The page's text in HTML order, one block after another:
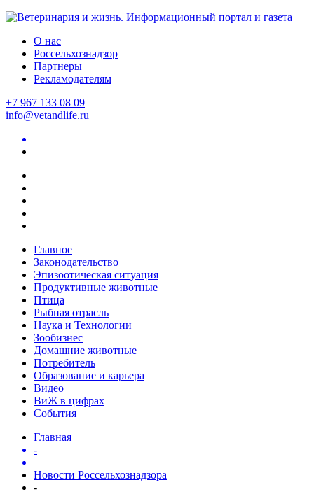
О нас
Россельхознадзор
Партнеры
Рекламодателям
+7 967 133 08 09
info@vetandlife.ru
Главное
Законодательство
Эпизоотическая ситуация
Продуктивные животные
Птица
Рыбная отрасль
Наука и Технологии
Зообизнес
Домашние животные
Потребитель
Образование и карьера
Видео
ВиЖ в цифрах
События
Главная
-
Новости Россельхознадзора
-